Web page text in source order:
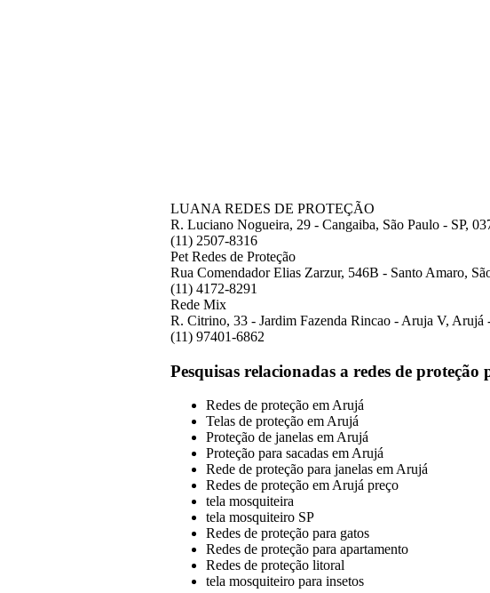
LUANA REDES DE PROTEÇÃO
R. Luciano Nogueira, 29 - Cangaiba, São Paulo - SP,
(11) 2507-8316
Pet Redes de Proteção
Rua Comendador Elias Zarzur, 546B - Santo Amaro,
(11) 4172-8291
Rede Mix
R. Citrino, 33 - Jardim Fazenda Rincao - Aruja V, Arujá
(11) 97401-6862
Pesquisas relacionadas a redes de
Redes de proteção em Arujá
Telas de proteção em Arujá
Proteção de janelas em Arujá
Proteção para sacadas em Arujá
Rede de proteção para janelas em Arujá
Redes de proteção em Arujá preço
tela mosquiteira
tela mosquiteiro SP
Redes de proteção para gatos
Redes de proteção para apartamento
Redes de proteção litoral
tela mosquiteiro para insetos